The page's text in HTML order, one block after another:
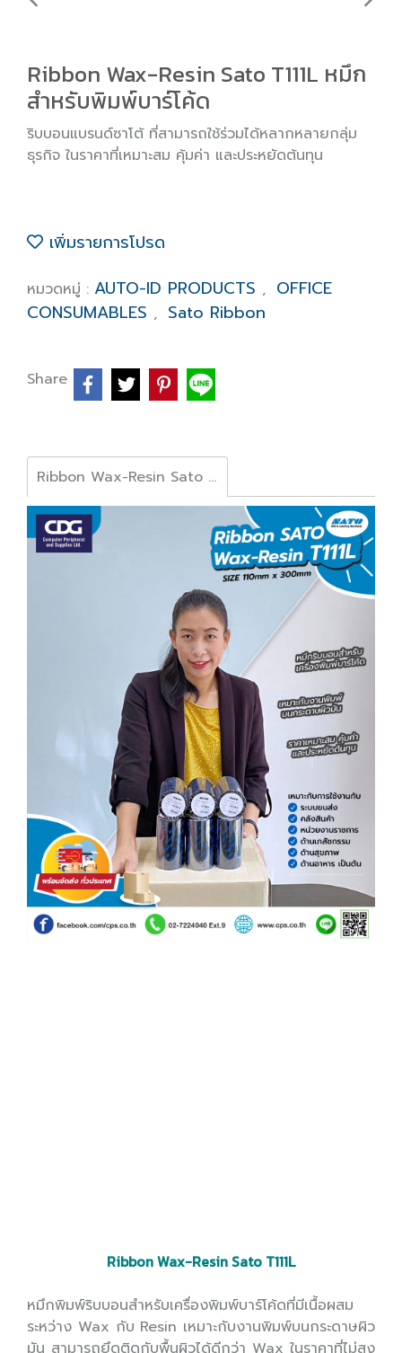
Ribbon Wax-Resin Sato T111L หมึก
สำหรับพิมพ์บาร์โค้ด
ริบบอนแบรนด์ซาโต้ ที่สามารถใช้ร่วมได้หลากหลายกลุ่ม
ธุรกิจ ในราคาที่เหมาะสม คุ้มค่า และประหยัดต้นทุน
เพิ่มรายการโปรด
หมวดหมู่ : AUTO-ID PRODUCTS , OFFICE
CONSUMABLES , Sato Ribbon
Share
Ribbon Wax-Resin Sato T111L
Ribbon Wax-Resin Sato T111L
หมึกพิมพ์ริบบอนสำหรับเครื่องพิมพ์บาร์โค้ดที่มีเนื้อผสม
ระหว่าง Wax กับ Resin เหมาะกับงานพิมพ์บนกระดาษผิว
มัน สามารถยึดติดกับพื้นผิวได้ดีกว่า Wax ในราคาที่ไม่สูง